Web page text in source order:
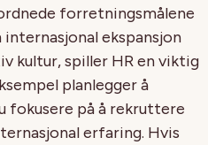
forretningsmålene
ekspansjon
kultur, spiller HR en viktig
planlegger å
fokusere på å rekruttere
erfaring. Hvis